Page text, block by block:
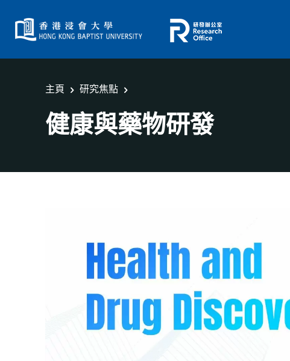
主頁 研究焦點
健康與藥物研發